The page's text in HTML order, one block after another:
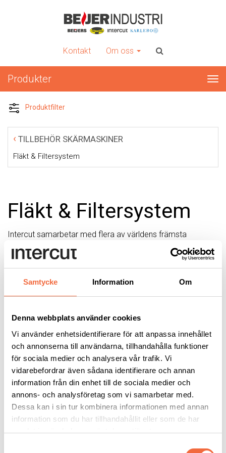
Samtycke Information Om
Denna webbplats använder cookies
Vi använder enhetsidentifierare för att anpassa innehållet
och annonserna till användarna, tillhandahålla funktioner
för sociala medier och analysera vår trafik. Vi
vidarebefordrar även sådana identifierare och annan
information från din enhet till de sociala medier och
annons- och analysföretag som vi samarbetar med.
Dessa kan i sin tur kombinera informationen med annan
information som du har tillhandahållit eller som de har
samlat in när du har använt deras tjänster.
INTERCUT
Er kompletta leverantör av plåtbearbetningsmaskiner
Kontakt Om oss
Produkter
Produktfilter
‹ TILLBEHÖR SKÄRMASKINER
Fläkt & Filtersystem
Fläkt & Filtersystem
Intercut samarbetar med flera av världens främsta
tillverkare av Fläkt- och Filtersystem för termisk-skärning.
Den bästa och mest konkurrenskraftiga fläkt- och
filtersystem enligt era behov.
Fläkt- och Filtersystem
från Messer